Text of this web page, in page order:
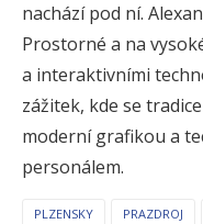
nachází pod ní.
Prostorné a na
a interaktivními
zážitek, kde se
moderní grafikou a
personálem.
PLZENSKY PRAZDROJ